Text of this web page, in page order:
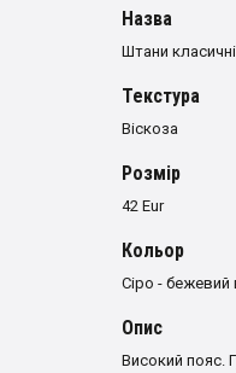
Назва
Штани класичні
Текстура
Віскоза
Розмiр
42 Eur
Кольор
Сіро - бежевий
Опис
Високий пояс.